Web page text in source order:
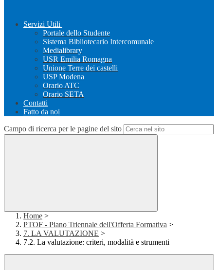
Servizi Utili
Portale dello Studente
Sistema Bibliotecario Intercomunale
Medialibrary
USR Emilia Romagna
Unione Terre dei castelli
USP Modena
Orario ATC
Orario SETA
Contatti
Fatto da noi
Campo di ricerca per le pagine del sito
Home >
PTOF - Piano Triennale dell'Offerta Formativa >
7. LA VALUTAZIONE >
7.2. La valutazione: criteri, modalità e strumenti